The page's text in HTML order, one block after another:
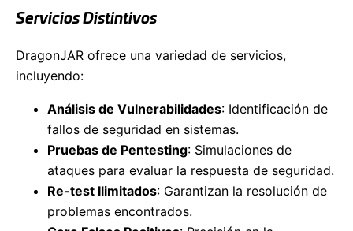
Servicios Distintivos
DragonJAR ofrece una variedad de servicios,
incluyendo:
Análisis de Vulnerabilidades: Identificación de
fallos de seguridad en sistemas.
Pruebas de Pentesting: Simulaciones de
ataques para evaluar la respuesta de seguridad.
Re-test Ilimitados: Garantizan la resolución de
problemas encontrados.